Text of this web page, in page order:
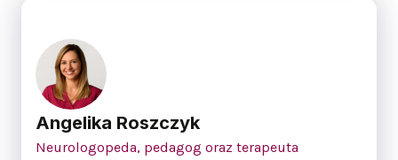
Angelika Roszczyk
Neurologopeda, pedagog oraz terapeuta